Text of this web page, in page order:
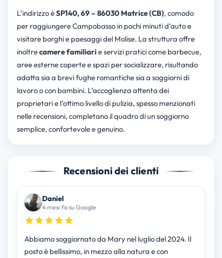
L’indirizzo èSP140, 69 – 86030 Matrice (CB), comodo
per raggiungere Campobasso in pochi minuti d’auto e
visitare borghi e paesaggi del Molise. La struttura offre
inoltrecamere familiarie servizi pratici come barbecue,
aree esterne coperte e spazi per socializzare, risultando
adatta sia a brevi fughe romantiche sia a soggiorni di
lavoro o con bambini. L’accoglienza attenta dei
proprietari e l’ottimo livello di pulizia, spesso menzionati
nelle recensioni, completano il quadro di un soggiorno
semplice, confortevole e genuino.
Recensioni dei clienti
Daniel
4 mesi fa su Google
Abbiamo soggiornato da Mary nel luglio del 2024. Il
posto è bellissimo, in mezzo alla natura e con